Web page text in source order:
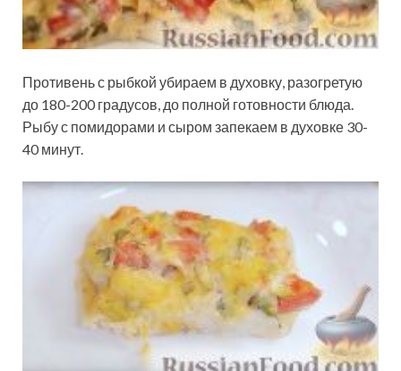
Противень с рыбкой убираем в духовку, разогретую
до 180-200 градусов, до полной готовности блюда.
Рыбу с помидорами и сыром запекаем в духовке 30-
40 минут.